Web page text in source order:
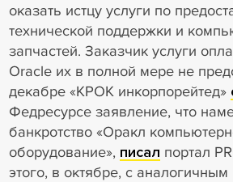
оказать истцу услуги по
технической поддержки и
запчастей. Заказчик услуги
Oracle их в полной мере не
декабре «КРОК инкорпорейтед»
Федресурсе заявление, что
банкротство «Оракл
оборудование», писал портал
этого, в октябре, с аналогичным